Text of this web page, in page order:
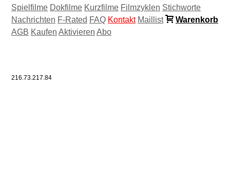
Spielfilme Dokfilme Kurzfilme Filmzyklen Stichworte
Nachrichten F-Rated FAQ Kontakt Maillist
Warenkorb
AGB Kaufen Aktivieren Abo
216.73.217.84